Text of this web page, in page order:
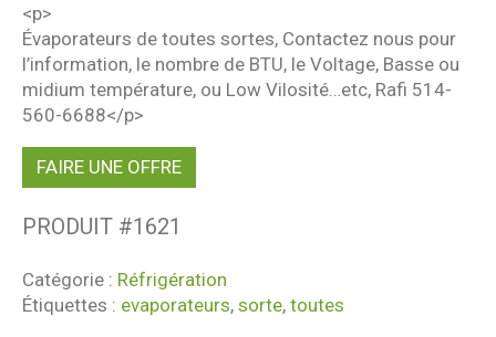
<p>
Évaporateurs de toutes sortes, Contactez nous pour
l’information, le nombre de BTU, le Voltage, Basse ou
midium température, ou Low Vilosité…etc, Rafi 514-
560-6688</p>
FAIRE UNE OFFRE
PRODUIT #1621
Catégorie : Réfrigération
Étiquettes : evaporateurs, sorte, toutes